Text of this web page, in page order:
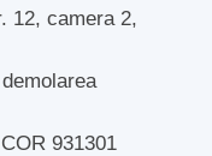
12, camera 2,
931301